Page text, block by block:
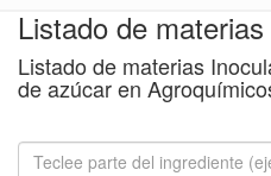
Listado de materias
Listado de materias
de azúcar en